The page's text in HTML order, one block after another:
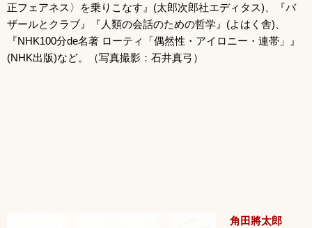
正フェアネス〉を乗りこなす』(太郎次郎社エディタス)、『バ
ザールとクラブ』『人類の会話のための哲学』(よはく舎)、
『NHK100分de名著 ローティ「偶然性・アイロニー・連帯」』
(NHK出版)など。（写真撮影：石井真弓）
角田將太郎